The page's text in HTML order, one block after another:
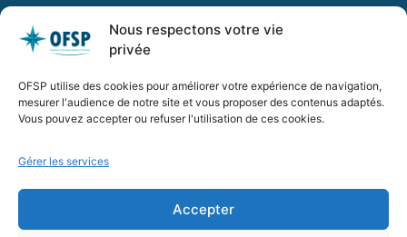
Nous respectons votre vie
privée
OFSP utilise des cookies pour améliorer votre expérience de navigation,
mesurer l'audience de notre site et vous proposer des contenus adaptés.
Vous pouvez accepter ou refuser l'utilisation de ces cookies.
Gérer les services
Accepter
Formation - Gestes et postures
Formation Gestes et Postures - Prévention des TMS
PLAQUETTE DE PRÉSENTATION OFSP
Numéro de déclaration d’activité : 84 01 01924 01 auprès